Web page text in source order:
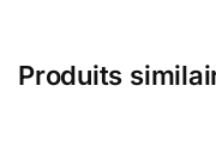
Produits